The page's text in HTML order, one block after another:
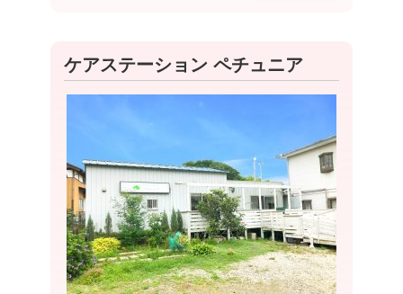
ケアステーション ペチュニア